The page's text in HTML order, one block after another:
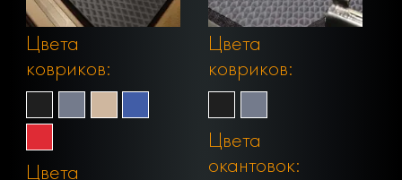
Цвета
ковриков:
Цвета
Цвета
ковриков:
Цвета
окантовок: